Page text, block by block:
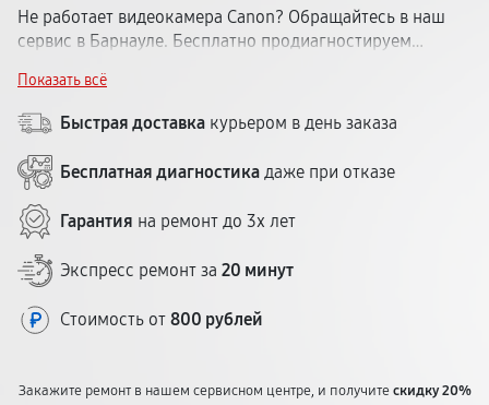
Не работает видеокамера Canon? Обращайтесь в наш
сервис в Барнауле. Бесплатно продиагностируем
Принимаем любительские и профессиональные модели
Кэнон. Стоимость обговариваем заранее. Срок — 1–5
дней. Гарантия — до 12 месяцев. Центр в удобном
районе города.
Показать всё
Быстрая доставка курьером в день заказа
Бесплатная диагностика даже при отказе
Гарантия на ремонт до 3х лет
Экспресс ремонт за 20 минут
Стоимость от 800 рублей
Закажите ремонт в нашем сервисном центре, и получитескидку 20%